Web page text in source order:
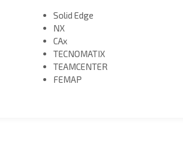
Solid Edge
NX
CAx
TECNOMATIX
TEAMCENTER
FEMAP